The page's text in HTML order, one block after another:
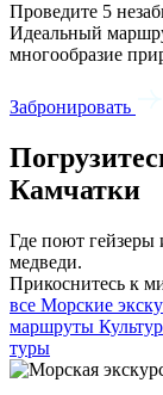
Проведите 5
Идеальный
многообразие
Забронировать
Камчатки
Где поют гейзеры
медведи.
Прикоснитесь к
все Морские
маршруты
туры